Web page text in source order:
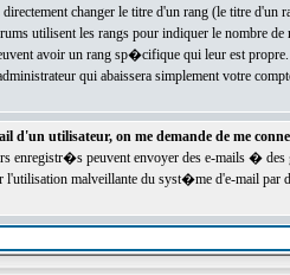
changer le titre d'un rang (le titre d'un
utilisent les rangs pour indiquer le nombre de
avoir un rang sp�cifique qui leur est
qui abaissera simplement votre
d'un utilisateur, on me demande de me
enregistr�s peuvent envoyer des e-mails �
malveillante du syst�me d'e-mail par